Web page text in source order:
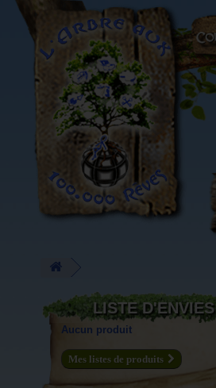
L'Arbre aux 100.000 Rêves
LISTE D'ENVIES
Aucun produit
Mes listes de produits